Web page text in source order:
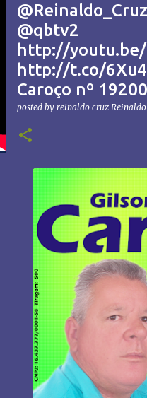
@qbtv2
http://
http://t.co/
Caroço nº 19200
posted by reinaldo cruz